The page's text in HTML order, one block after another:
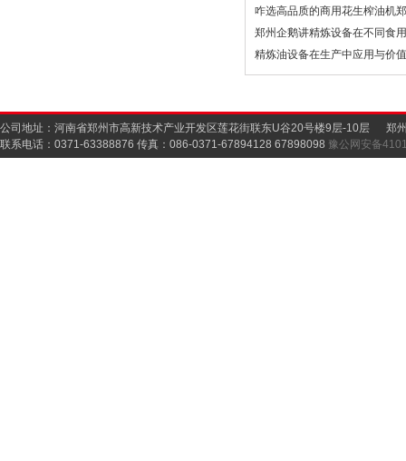
咋选高品质的商用花生榨油机
郑州企鹅讲精炼设备在不同食
精炼油设备在生产中应用与价
公司地址：河南省郑州市高新技术产业开发区莲花街联东U谷20号楼9层-10层 郑
联系电话：0371-63388876 传真：086-0371-67894128 67898098 豫公网安备